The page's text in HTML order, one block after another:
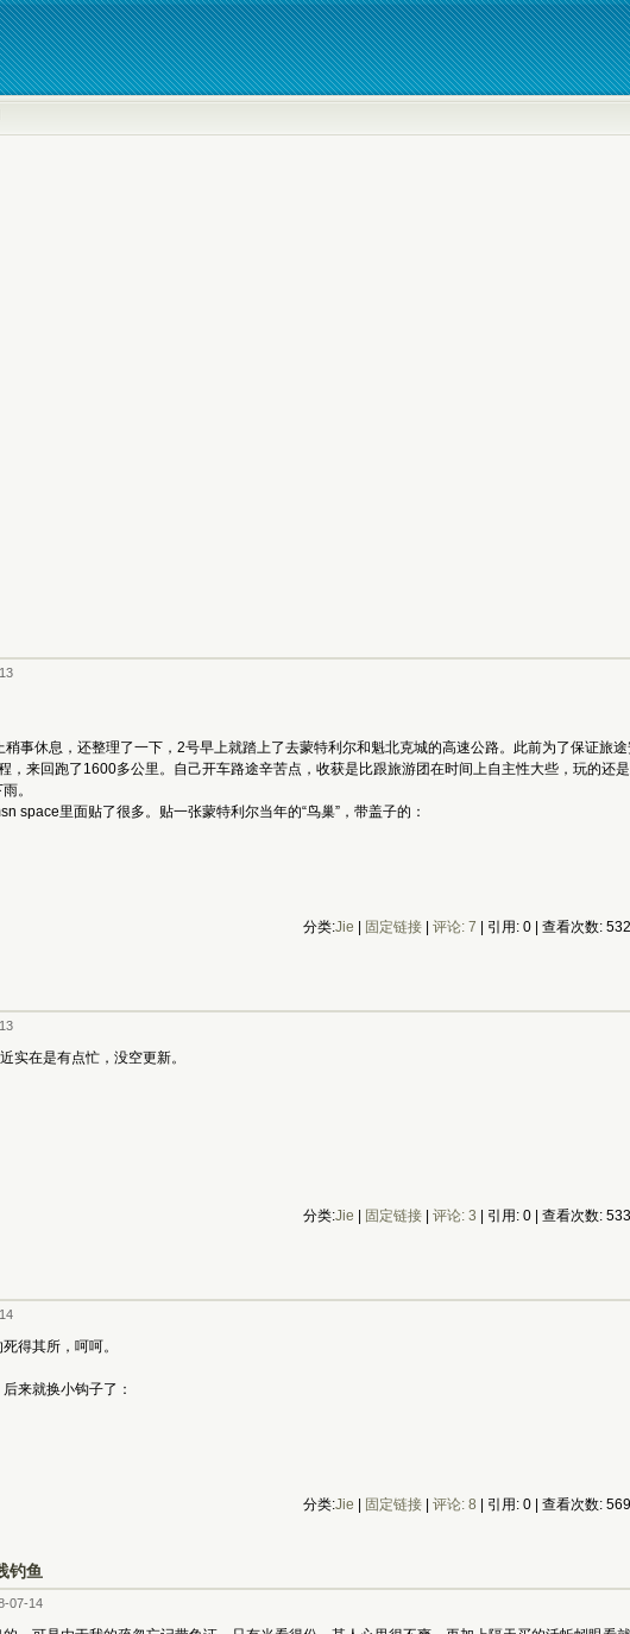
事休息，还整理了一下，2号早上就踏上了去蒙特利尔和魁北克城的高速公路。此前为了保证旅
，来回跑了1600多公里。自己开车路途辛苦点，收获是比跟旅游团在时间上自主性大些，玩的还
。
space里面贴了很多。贴一张蒙特利尔当年的“鸟巢”，带盖子的：
分类:Jie 固定链接| 评论: 7 | 引用: 0 | 查看次数:
实在是有点忙，没空更新。
分类:Jie 固定链接| 评论: 3 | 引用: 0 | 查看次数:
得其所，呵呵。
来就换小钩子了：
分类:Jie 固定链接| 评论: 8 | 引用: 0 | 查看次数:
钓鱼
07-14